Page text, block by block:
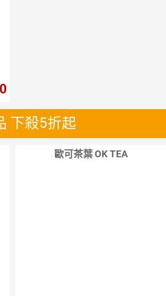
下殺5折起
歐可茶葉 OK TEA